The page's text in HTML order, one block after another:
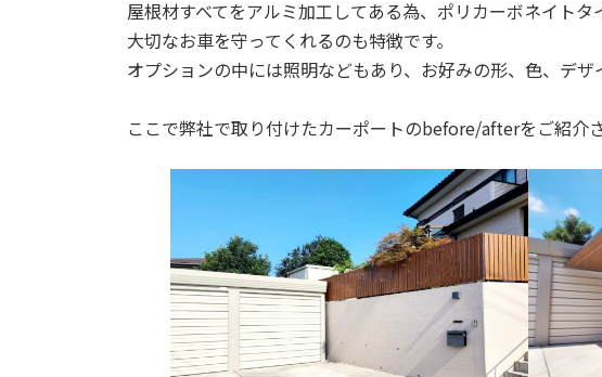
屋根材すべてをアルミ加工してある為、ポリカーボネイト
大切なお車を守ってくれるのも特徴です。
オプションの中には照明などもあり、お好みの形、色、デザ
ここで弊社で取り付けたカーポートのbefore/afterをご紹介